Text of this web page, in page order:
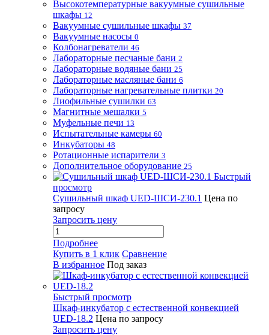
Высокотемпературные вакуумные сушильные
шкафы 12
Вакуумные сушильные шкафы 37
Вакуумные насосы 0
Колбонагреватели 46
Лабораторные песчаные бани 2
Лабораторные водяные бани 25
Лабораторные масляные бани 6
Лабораторные нагревательные плитки 20
Лиофильные сушилки 63
Магнитные мешалки 5
Муфельные печи 13
Испытательные камеры 60
Инкубаторы 48
Ротационные испарители 3
Дополнительное оборудование 25
Быстрый
просмотр
Сушильный шкаф UED-ШСИ-230.1 Цена по
запросу
Запросить цену
Подробнее
Купить в 1 клик Сравнение
В избранное Под заказ
Быстрый просмотр
Шкаф-инкубатор с естественной конвекцией
UED-18.2 Цена по запросу
Запросить цену